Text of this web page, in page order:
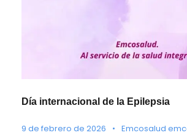
Día internacional de la Epilepsia
9 de febrero de 2026 • Emcosalud